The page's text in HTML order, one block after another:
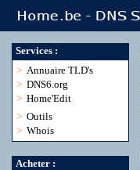
Services :
> Annuaire TLD's
> DNS6.org
> Home'Edit
> Outils
> Whois
Acheter :